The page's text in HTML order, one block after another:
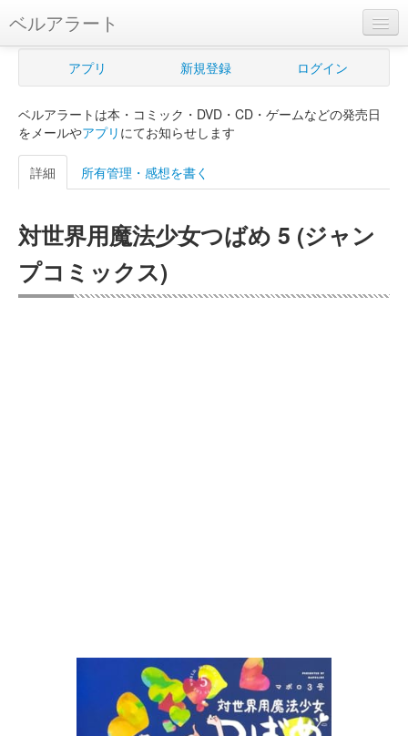
ベルアラート
ベルアラートとは
新規登録
ログイン
購入管理
Myシェルフ
アプリ 新規登録 ログイン
ベルアラートは本・コミック・DVD・CD・ゲームなどの発売日
をメールやアプリ にてお知らせします
詳細 所有管理・感想を書く
対世界用魔法少女つばめ 5 (ジャン
プコミックス)